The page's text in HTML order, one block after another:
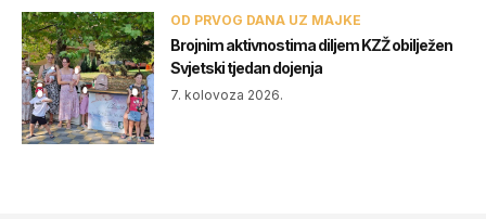
OD PRVOG DANA UZ MAJKE
Brojnim aktivnostima diljem KZŽ obilježen
Svjetski tjedan dojenja
7. kolovoza 2026.